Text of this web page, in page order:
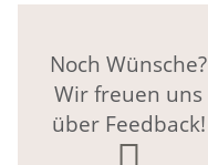
Noch Wünsche?
Wir freuen uns
über Feedback!